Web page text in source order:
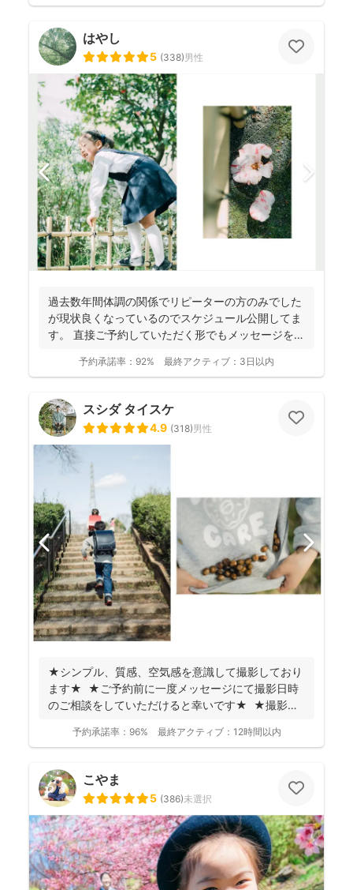
はやし
5 (338)男性
過去数年間体調の関係でリピーターの方のみでした
が現状良くなっているのでスケジュール公開してま
す。 直接ご予約していただく形でもメッセージを送
予約承諾率： 92% 最終アクティブ： 3日以内
スシダ タイスケ
4.9 (318)男性
★シンプル、質感、空気感を意識して撮影しており
ます★ ★ご予約前に一度メッセージにて撮影日時
のご相談をしていただけると幸いです★ ★撮影に
予約承諾率： 96% 最終アクティブ： 12時間以内
こやま
5 (386)未選択